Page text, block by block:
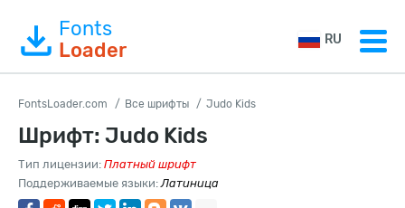
Fonts
Loader
RU
FontsLoader.com Все шрифты Judo Kids
Шрифт: Judo Kids
Тип лицензии: Платный шрифт
Поддерживаемые языки:Латиница